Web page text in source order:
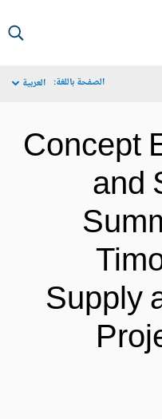
الصفحة باللغة: العربية